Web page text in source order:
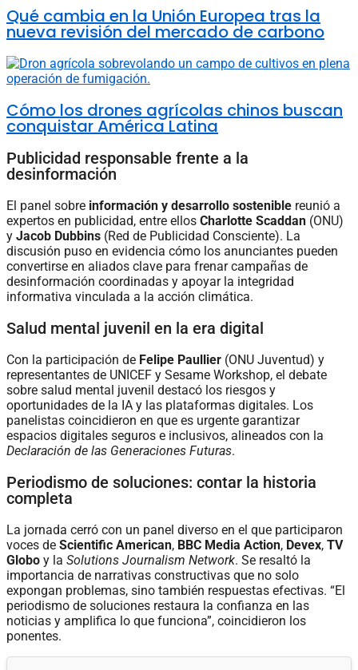
Qué cambia en la Unión Europea tras la
nueva revisión del mercado de carbono
Cómo los drones agrícolas chinos buscan
conquistar América Latina
Publicidad responsable frente a la
desinformación
El panel sobre información y desarrollo sostenible reunió a
expertos en publicidad, entre ellos Charlotte Scaddan (ONU)
y Jacob Dubbins (Red de Publicidad Consciente). La
discusión puso en evidencia cómo los anunciantes pueden
convertirse en aliados clave para frenar campañas de
desinformación coordinadas y apoyar la integridad
informativa vinculada a la acción climática.
Salud mental juvenil en la era digital
Con la participación de Felipe Paullier (ONU Juventud) y
representantes de UNICEF y Sesame Workshop, el debate
sobre salud mental juvenil destacó los riesgos y
oportunidades de la IA y las plataformas digitales. Los
panelistas coincidieron en que es urgente garantizar
espacios digitales seguros e inclusivos, alineados con la
Declaración de las Generaciones Futuras.
Periodismo de soluciones: contar la historia
completa
La jornada cerró con un panel diverso en el que participaron
voces de Scientific American, BBC Media Action, Devex, TV
Globo y la Solutions Journalism Network. Se resaltó la
importancia de narrativas constructivas que no solo
expongan problemas, sino también respuestas efectivas. “El
periodismo de soluciones restaura la confianza en las
noticias y amplifica lo que funciona”, coincidieron los
ponentes.